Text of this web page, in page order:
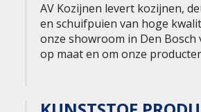
AV Kozijnen levert kozijnen,
en schuifpuien van hoge
onze showroom in Den Bosch
op maat en om onze